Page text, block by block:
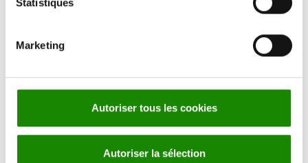
Statistiques
Marketing
Autoriser tous les cookies
Autoriser la sélection
contribuer au renforcement de la position et
contribuer au développement des territoires,
en répondant aux besoins de la communauté ;
respect du sens civil et solidaire de l’action
coopérative ;
réduire l’impact de nos activités pour protéger